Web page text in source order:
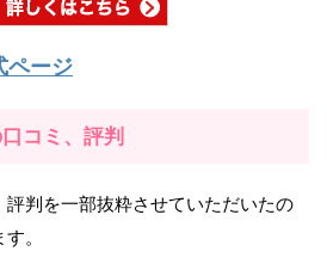
ページ
コミ、評判
判を一部抜粋させていただいたの
。